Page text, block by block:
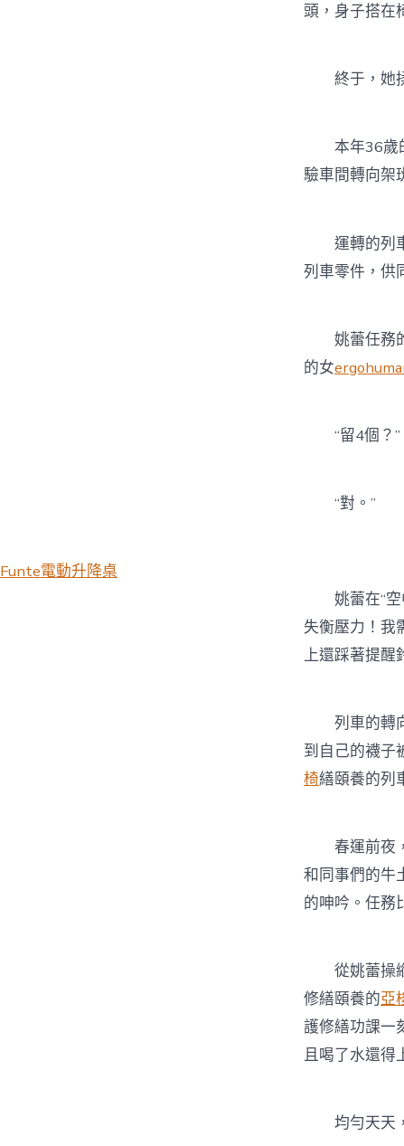
頭，身子搭在
終于，她
本年36歲
驗車間轉向架
運轉的列車
列車零件，供
姚蕾任務的
的女
“留4個？”
“對。”
Funte電動升降桌
姚蕾在“空
失衡壓力！我
上還踩著提醒
列車的轉向
到自己的襪子
椅繕頤養的列
春運前夜，
和同事們的牛
的呻吟。任務
從姚蕾操
修繕頤養的亞
護修繕功課一
且喝了水還得
均勻天天，